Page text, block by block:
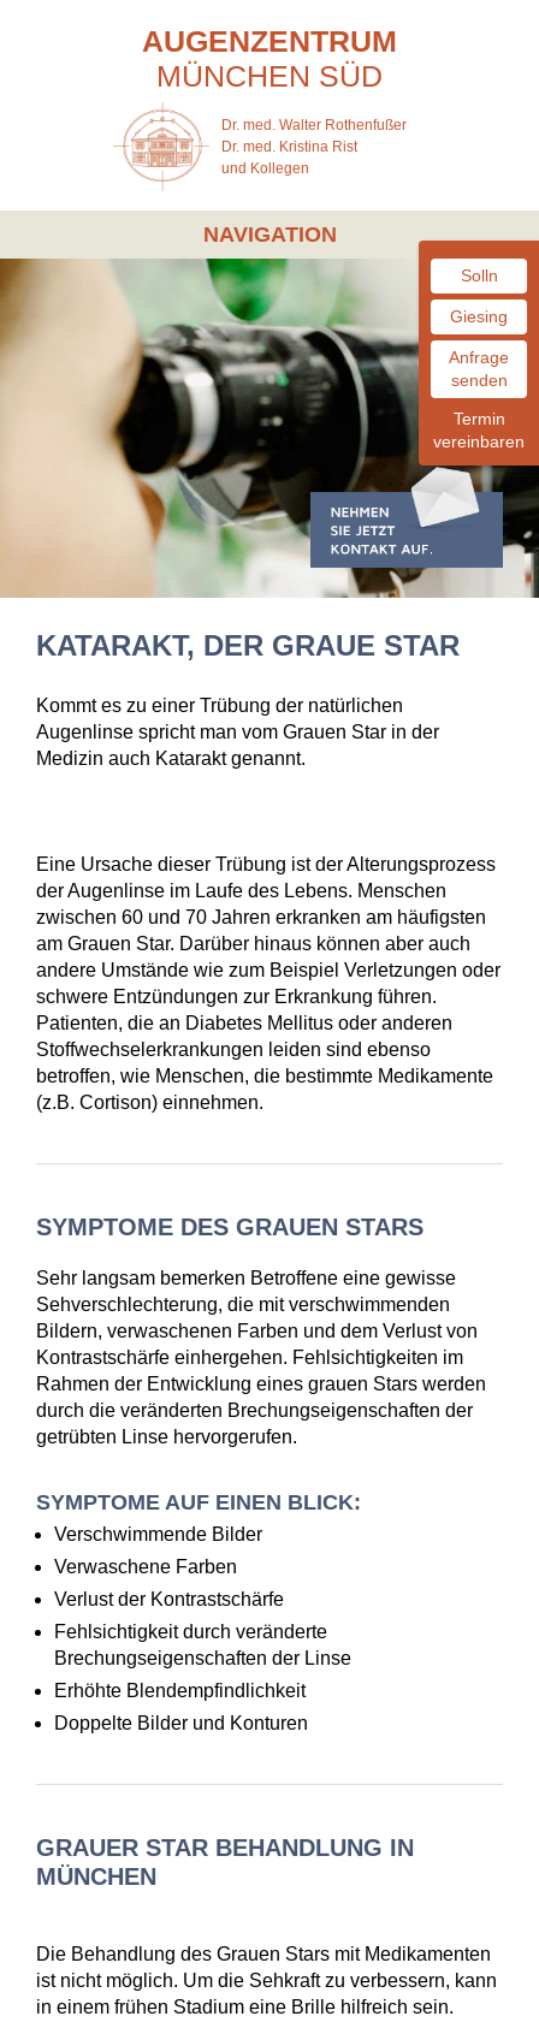
AUGENZENTRUM
MÜNCHEN SÜD
Dr. med. Walter Rothenfußer
Dr. med. Kristina Rist
und Kollegen
NAVIGATION
Solln
Giesing
Anfrage
senden
Termin
vereinbaren
KATARAKT, DER GRAUE STAR
Kommt es zu einer Trübung der natürlichen
Augenlinse spricht man vom Grauen Star in der
Medizin auch Katarakt genannt.
Eine Ursache dieser Trübung ist der Alterungsprozess
der Augenlinse im Laufe des Lebens. Menschen
zwischen 60 und 70 Jahren erkranken am häufigsten
am Grauen Star. Darüber hinaus können aber auch
andere Umstände wie zum Beispiel Verletzungen oder
schwere Entzündungen zur Erkrankung führen.
Patienten, die an Diabetes Mellitus oder anderen
Stoffwechselerkrankungen leiden sind ebenso
betroffen, wie Menschen, die bestimmte Medikamente
(z.B. Cortison) einnehmen.
SYMPTOME DES GRAUEN STARS
Sehr langsam bemerken Betroffene eine gewisse
Sehverschlechterung, die mit verschwimmenden
Bildern, verwaschenen Farben und dem Verlust von
Kontrastschärfe einhergehen. Fehlsichtigkeiten im
Rahmen der Entwicklung eines grauen Stars werden
durch die veränderten Brechungseigenschaften der
getrübten Linse hervorgerufen.
SYMPTOME AUF EINEN BLICK:
Verschwimmende Bilder
Verwaschene Farben
Verlust der Kontrastschärfe
Fehlsichtigkeit durch veränderte
Brechungseigenschaften der Linse
Erhöhte Blendempfindlichkeit
Doppelte Bilder und Konturen
GRAUER STAR BEHANDLUNG IN
MÜNCHEN
Die Behandlung des Grauen Stars mit Medikamenten
ist nicht möglich. Um die Sehkraft zu verbessern, kann
in einem frühen Stadium eine Brille hilfreich sein.